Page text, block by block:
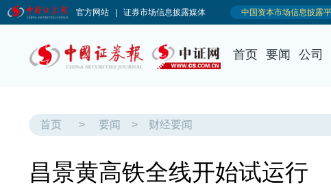
首页 要闻 公司
首页 > 要闻 > 财经要闻
昌景黄高铁全线开始试运行